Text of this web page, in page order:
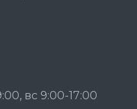
вс 9:00-17:00